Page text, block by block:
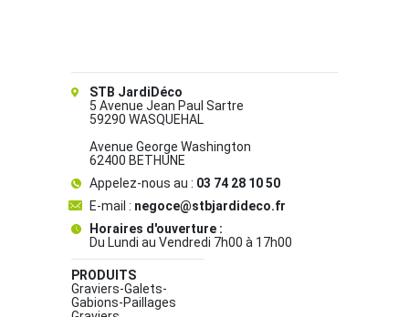
STB JardiDéco
5 Avenue Jean Paul Sartre
59290 WASQUEHAL
Avenue George Washington
62400 BETHUNE
Appelez-nous au : 03 74 28 10 50
E-mail : negoce@stbjardideco.fr
Horaires d'ouverture :
Du Lundi au Vendredi 7h00 à 17h00
PRODUITS
Graviers-Galets-
Gabions-Paillages